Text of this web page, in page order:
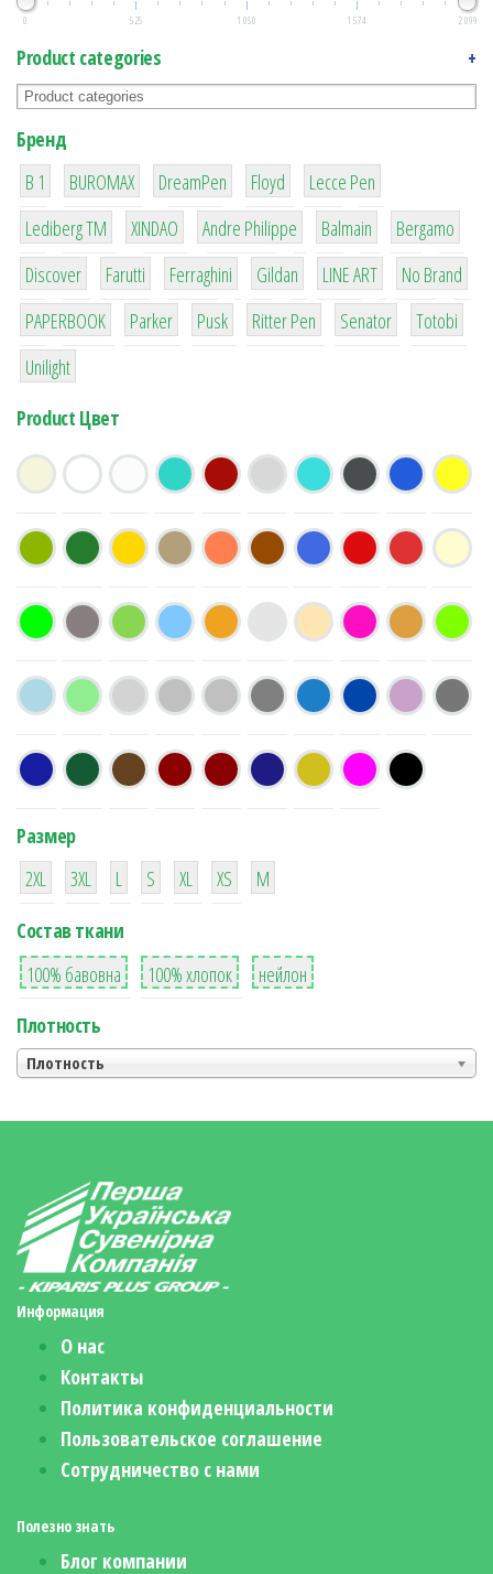
0 525 1 050 1 574 2 099
Product categories +
Бренд
B 1
1
BUROMAX
1
DreamPen
2
Floyd
2
Lecce Pen
3
Lediberg ТМ
3
XINDAO
1
Andre Philippe
4
Balmain
26
Bergamo
64
Discover
299
Farutti
4
Ferraghini
42
Gildan
4
LINE ART
90
No Brand
8
PAPERBOOK
6
Parker
2
Pusk
22
Ritter Pen
15
Senator
43
Totobi
1
Unilight
Product Цвет
Размер
38
2XL
16
3XL
42
L
42
S
42
XL XS
М
Состав ткани
8
100% бавовна
36
100% хлопок
2
нейлон
Плотность
Плотность
Информация
О нас
Контакты
Политика конфиденциальности
Пользовательское соглашение
Сотрудничество с нами
Полезно знать
Блог компании